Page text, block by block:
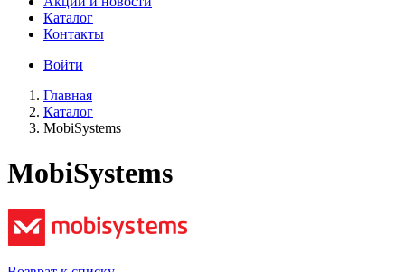
Каталог
Контакты
Войти
Главная
Каталог
MobiSystems
MobiSystems